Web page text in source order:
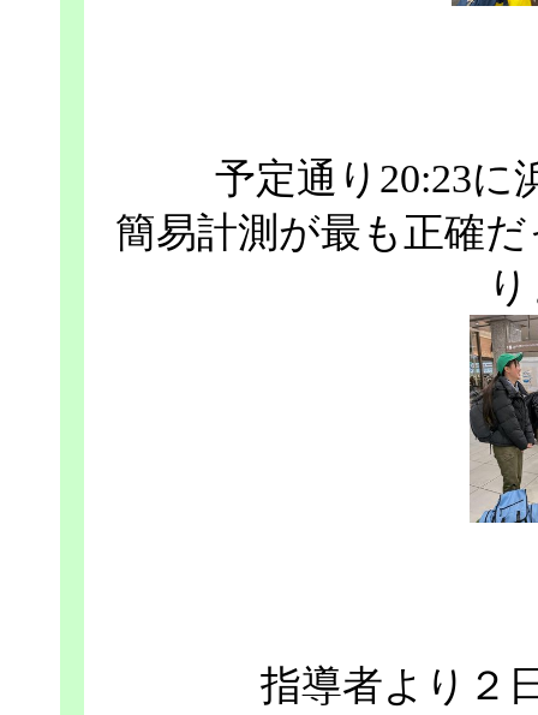
予定通り20:23に
簡易計測が最も正確
指導者より２